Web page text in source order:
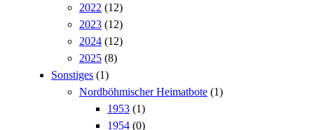
2022 (12)
2023 (12)
2024 (12)
2025 (8)
Sonstiges (1)
Nordböhmischer Heimatbote (1)
1953 (1)
1954 (0)